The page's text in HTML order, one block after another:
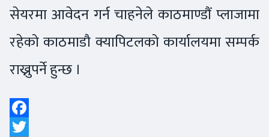
सेयरमा आवेदन गर्न चाहनेले काठमाण्डौं प्लाजामा
रहेको काठमाडौ क्यापिटलको कार्यालयमा सम्पर्क
राख्नुपर्ने हुन्छ ।
Facebook